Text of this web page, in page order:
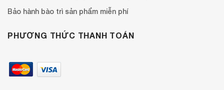
Bảo hành bào trì sản phẩm miễn phí
PHƯƠNG THỨC THANH TOÁN